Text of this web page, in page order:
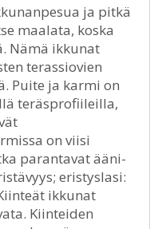
ja pitkä
maalata, koska
Nämä ikkunat
terassiovien
Puite ja karmi on
teräsprofiileilla,
on viisi
parantavat ääni-
eristyslasi:
ikkunat
Kiinteiden